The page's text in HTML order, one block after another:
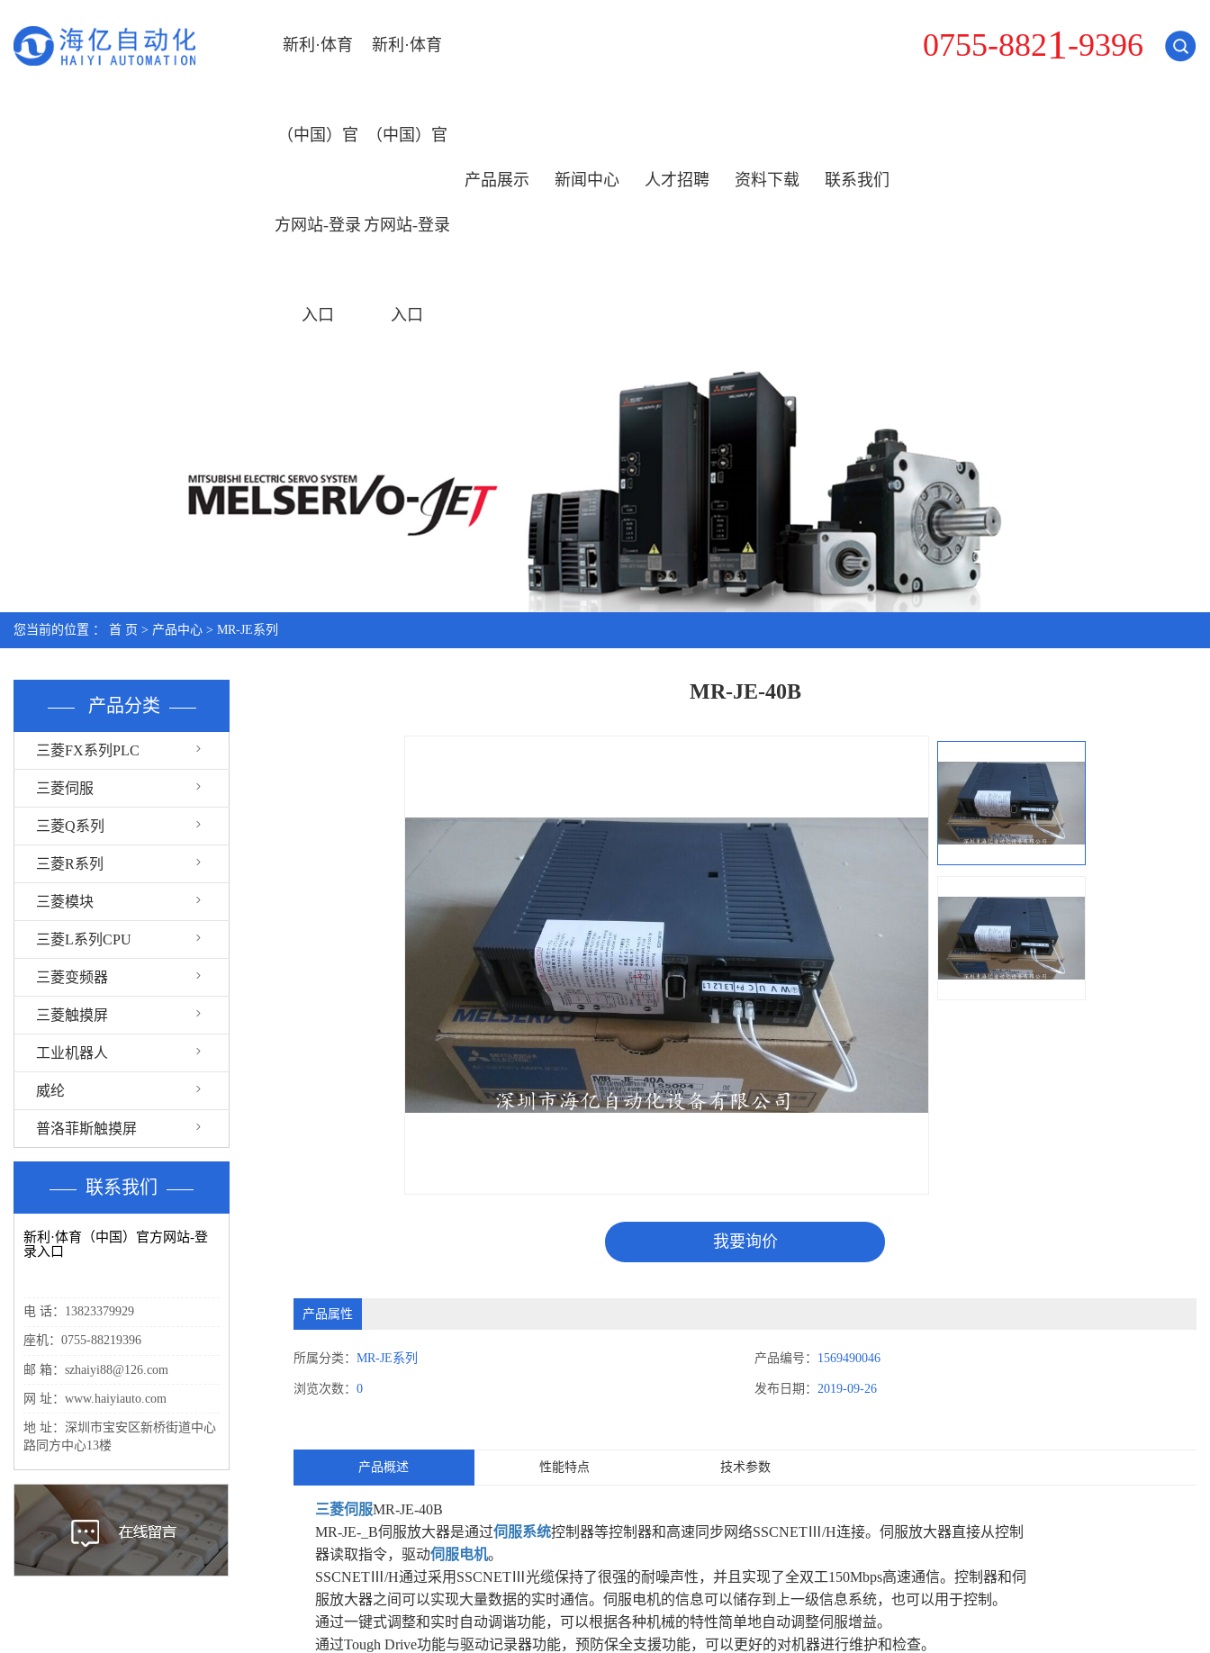
0755-8821 -9396
新利·体育
（中国）官
方网站-登录
入口
新利·体育
（中国）官
方网站-登录
入口
产品展示 新闻中心 人才招聘 资料下载 联系我们
您当前的位置 ： 首 页 > 产品中心 > MR-JE系列
产品分类
三菱FX系列PLC
三菱伺服
三菱Q系列
三菱R系列
三菱模块
三菱L系列CPU
三菱变频器
三菱触摸屏
工业机器人
威纶
普洛菲斯触摸屏
联系我们
新利·体育（中国）官方网站-登
录入口
电 话：13823379929
座机：0755-88219396
邮 箱：szhaiyi88@126.com
网 址：www.haiyiauto.com
地 址：深圳市宝安区新桥街道中心
路同方中心13楼
MR-JE-40B
我要询价
产品属性
所属分类：MR-JE系列 产品编号： 1569490046
浏览次数：0 发布日期： 2019-09-26
产品概述 性能特点 技术参数
三菱伺服MR-JE-40B
MR-JE-_B伺服放大器是通过伺服系统控制器等控制器和高速同步网络SSCNETⅢ/H连接。伺服放大器直接从控制
器读取指令，驱动伺服电机。
SSCNETⅢ/H通过采用SSCNETⅢ光缆保持了很强的耐噪声性，并且实现了全双工150Mbps高速通信。控制器和伺
服放大器之间可以实现大量数据的实时通信。伺服电机的信息可以储存到上一级信息系统，也可以用于控制。
通过一键式调整和实时自动调谐功能，可以根据各种机械的特性简单地自动调整伺服增益。
通过Tough Drive功能与驱动记录器功能，预防保全支援功能，可以更好的对机器进行维护和检查。